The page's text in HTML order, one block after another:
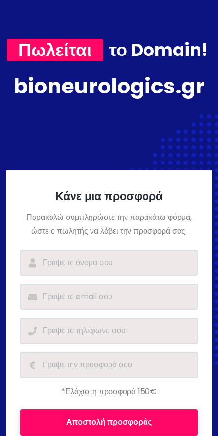
Πωλείται το Domain!
bioneurologics.gr
Κάνε μια προσφορά
Παρακαλώ συμπληρώστε την παρακάτω φόρμα,
ώστε ο πωλητής να λάβει την προσφορά σας.
*Ελάχιστη προσφορά 150€
Αποστολή προσφοράς